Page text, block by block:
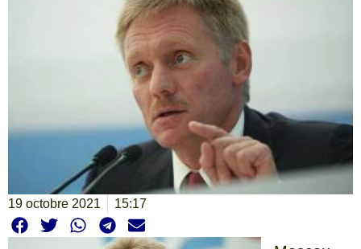
19 octobre 2021 15:17